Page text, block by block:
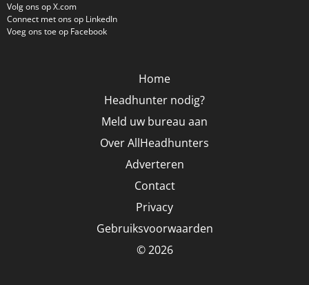
Volg ons op X.com
Connect met ons op LinkedIn
Voeg ons toe op Facebook
Home
Headhunter nodig?
Meld uw bureau aan
Over AllHeadhunters
Adverteren
Contact
Privacy
Gebruiksvoorwaarden
© 2026